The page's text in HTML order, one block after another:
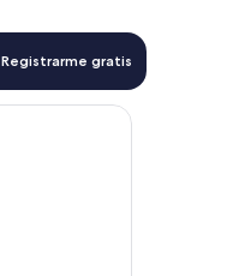
Registrarme gratis